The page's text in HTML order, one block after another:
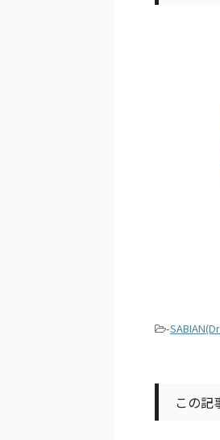
-
この記